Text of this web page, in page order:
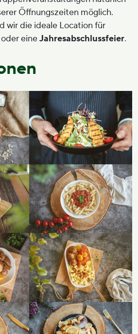
Öffnungszeiten möglich.
wir die ideale Location für
oder eineJahresabschlussfeier.